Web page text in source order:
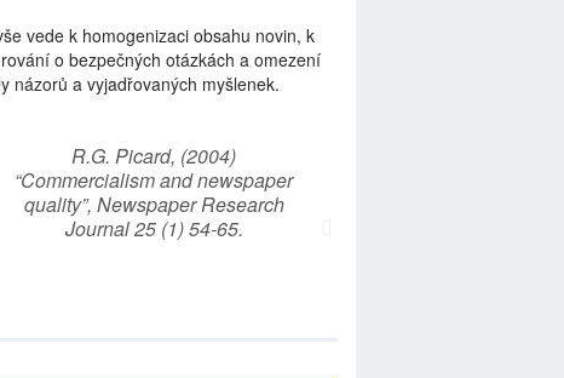
vede k homogenizaci obsahu novin, k
o bezpečných otázkách a omezení
názorů a vyjadřovaných myšlenek.
R.G. Picard, (2004)
“Commercialism and newspaper
quality”, Newspaper Research
Journal 25 (1) 54-65.